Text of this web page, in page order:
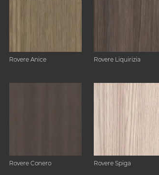
Rovere Anice Rovere Liquirizia
Rovere Conero Rovere Spiga